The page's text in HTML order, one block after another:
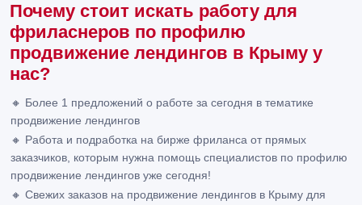
Почему стоит искать работу для
фриласнеров по профилю
продвижение лендингов в Крыму у
нас?
🔸 Более 1 предложений о работе за сегодня в тематике
продвижение лендингов
🔸 Работа и подработка на бирже фриланса от прямых
заказчиков, которым нужна помощь специалистов по профилю
продвижение лендингов уже сегодня!
🔸 Свежих заказов на продвижение лендингов в Крыму для